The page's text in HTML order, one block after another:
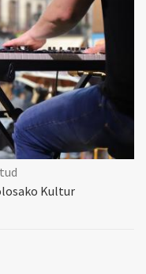
Kultur